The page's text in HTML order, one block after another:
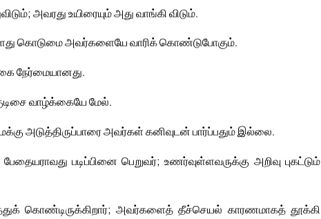
அவரது உயிரையும் அது வாங்கி விடும்.
கொடுமை அவர்களையே வாரிக் கொண்டுபோகும்.
நேர்மையானது.
வாழ்க்கையே மேல்.
அடுத்திருப்பாரை அவர்கள் கனிவுடன் பார்ப்பதும் இல்லை.
படிப்பினை பெறுவர்; உணர்வுள்ளவருக்கு அறிவு புகட்டும்
கொண்டிருக்கிறார்; அவர்களைத் தீச்செயல் காரணமாகத் தூக்கி